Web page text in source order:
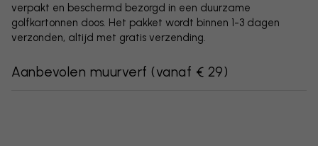
verpakt en beschermd bezorgd in een duurzame
golfkartonnen doos. Het pakket wordt binnen 1-3 dagen
verzonden, altijd met gratis verzending.
Aanbevolen muurverf (vanaf € 29)